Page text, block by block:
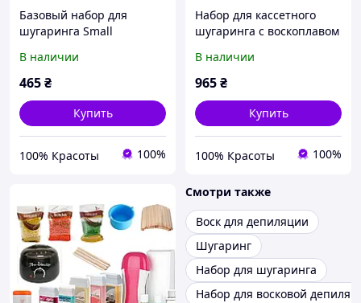
Базовый набор для
шугаринга Small
В наличии
465₴
Купить
100% Красоты 100%
Набор для кассетного
шугаринга с воскоплавом
гели 30 мл
В наличии
965₴
Купить
100% Красоты 100%
Смотри также
Воск для депиляции
Шугаринг
Набор для шугаринга
Набор для восковой